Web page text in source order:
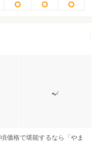
価格で堪能するなら「やま